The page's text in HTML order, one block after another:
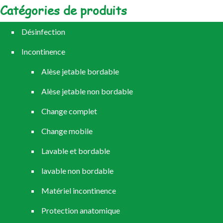
Catégories de produits
Désinfection
Incontinence
Alèse jetable bordable
Alèse jetable non bordable
Change complet
Change mobile
Lavable et bordable
lavable non bordable
Matériel incontinence
Protection anatomique